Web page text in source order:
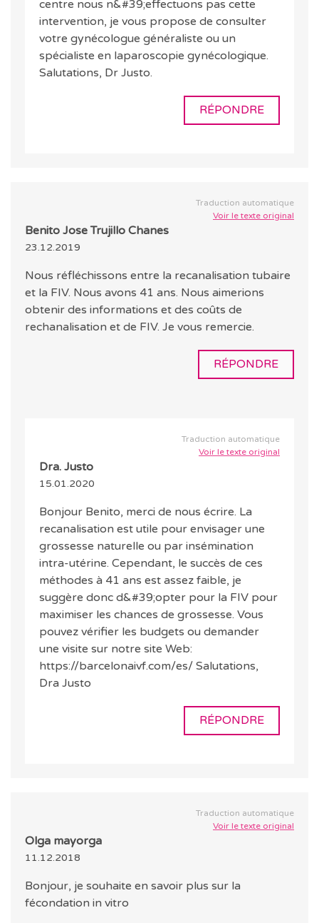
centre nous n&#39;effectuons pas cette
intervention, je vous propose de consulter
votre gynécologue généraliste ou un
spécialiste en laparoscopie gynécologique.
Salutations, Dr Justo.
RÉPONDRE
Traduction automatique
Voir le texte original
Benito Jose Trujillo Chanes
23.12.2019
Nous réfléchissons entre la recanalisation tubaire
et la FIV. Nous avons 41 ans. Nous aimerions
obtenir des informations et des coûts de
rechanalisation et de FIV. Je vous remercie.
RÉPONDRE
Traduction automatique
Voir le texte original
Dra. Justo
15.01.2020
Bonjour Benito, merci de nous écrire. La
recanalisation est utile pour envisager une
grossesse naturelle ou par insémination
intra-utérine. Cependant, le succès de ces
méthodes à 41 ans est assez faible, je
suggère donc d&#39;opter pour la FIV pour
maximiser les chances de grossesse. Vous
pouvez vérifier les budgets ou demander
une visite sur notre site Web:
https://barcelonaivf.com/es/ Salutations,
Dra Justo
RÉPONDRE
Traduction automatique
Voir le texte original
Olga mayorga
11.12.2018
Bonjour, je souhaite en savoir plus sur la
fécondation in vitro